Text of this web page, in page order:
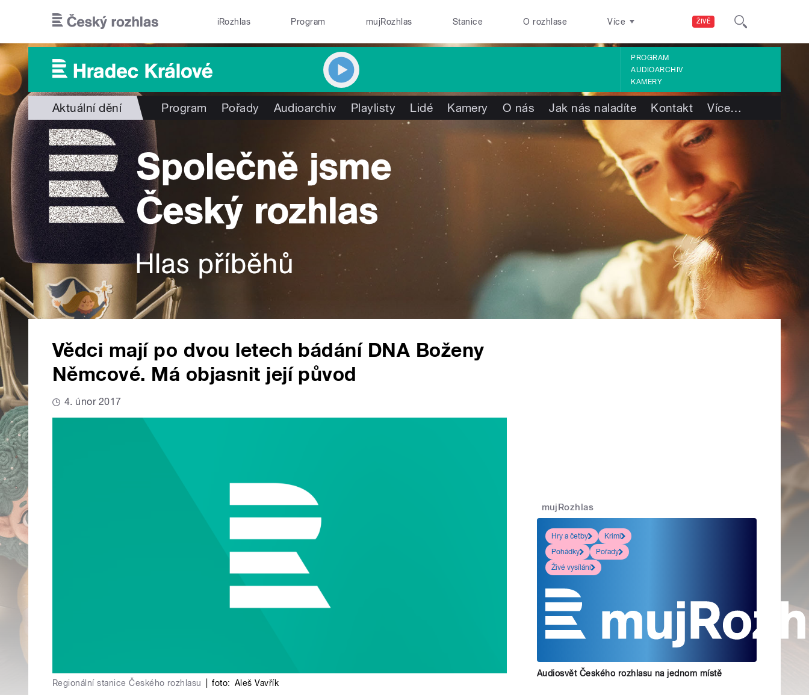
ŽIVĚ
iRozhlas Program mujRozhlas Stanice O rozhlase Více
PROGRAM
AUDIOARCHIV
KAMERY
Aktuální dění Program Pořady Audioarchiv Playlisty Lidé Kamery O nás Jak nás naladíte Kontakt Více…
Vědci mají po dvou letech bádání DNA Boženy
Němcové. Má objasnit její původ
4. únor 2017
Regionální stanice Českého rozhlasu foto: Aleš Vavřík
mujRozhlas
Hry a četby
Krimi
Pohádky
Pořady
Živé vysílání
Audiosvět Českého rozhlasu na jednom místě